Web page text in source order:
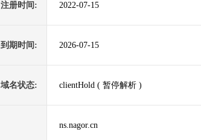
注册时间: 2022-07-15
到期时间: 2026-07-15
域名状态: clientHold ( 暂停解析 )
ns.nagor.cn